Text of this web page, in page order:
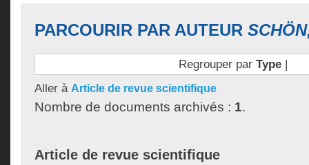
PARCOURIR PAR AUTEUR
Regrouper par Type|
Aller à Article de revue scientifique
Nombre de documents archivés : 1.
Article de revue scientifique